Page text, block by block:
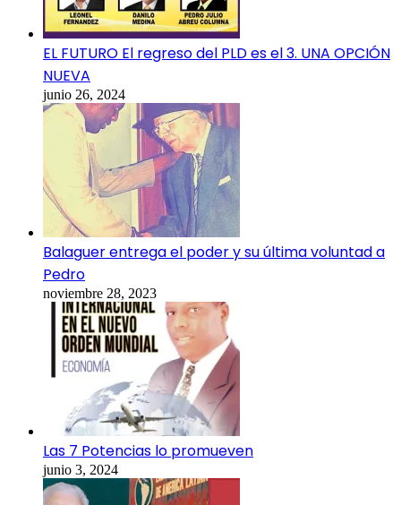
EL FUTURO El regreso del PLD es el 3. UNA OPCIÓN
NUEVA
junio 26, 2024
Balaguer entrega el poder y su última voluntad a
Pedro
noviembre 28, 2023
Las 7 Potencias lo promueven
junio 3, 2024